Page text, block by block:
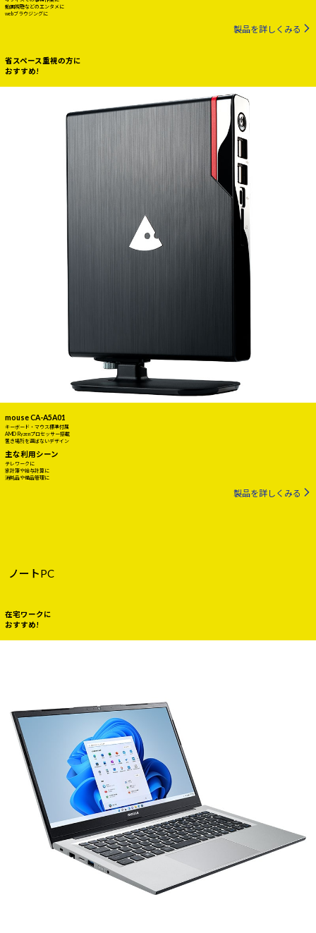
動画視聴などのエンタメに
webブラウジングに
製品を詳しくみる
省スペース重視の方に
おすすめ!
mouse CA-A5A01
キーボード・マウス標準付属
AMD Ryzenプロセッサー搭載
置き場所を選ばないデザイン
主な利用シーン
テレワークに
家計簿や給与計算に
消耗品や備品管理に
製品を詳しくみる
ノートPC
在宅ワークに
おすすめ!